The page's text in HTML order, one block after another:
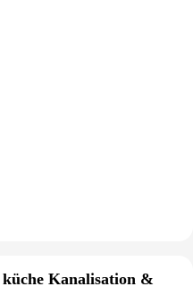
küche Kanalisation &